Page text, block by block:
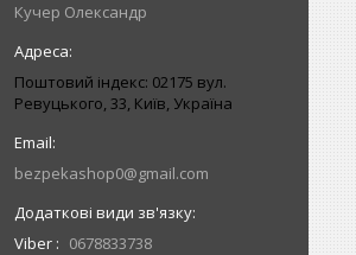
Кучер Олександр
Поштовий індекс: 02175 вул.
Ревуцького, 33, Київ, Україна
bezpekashop0@gmail.com
Viber
0678833738